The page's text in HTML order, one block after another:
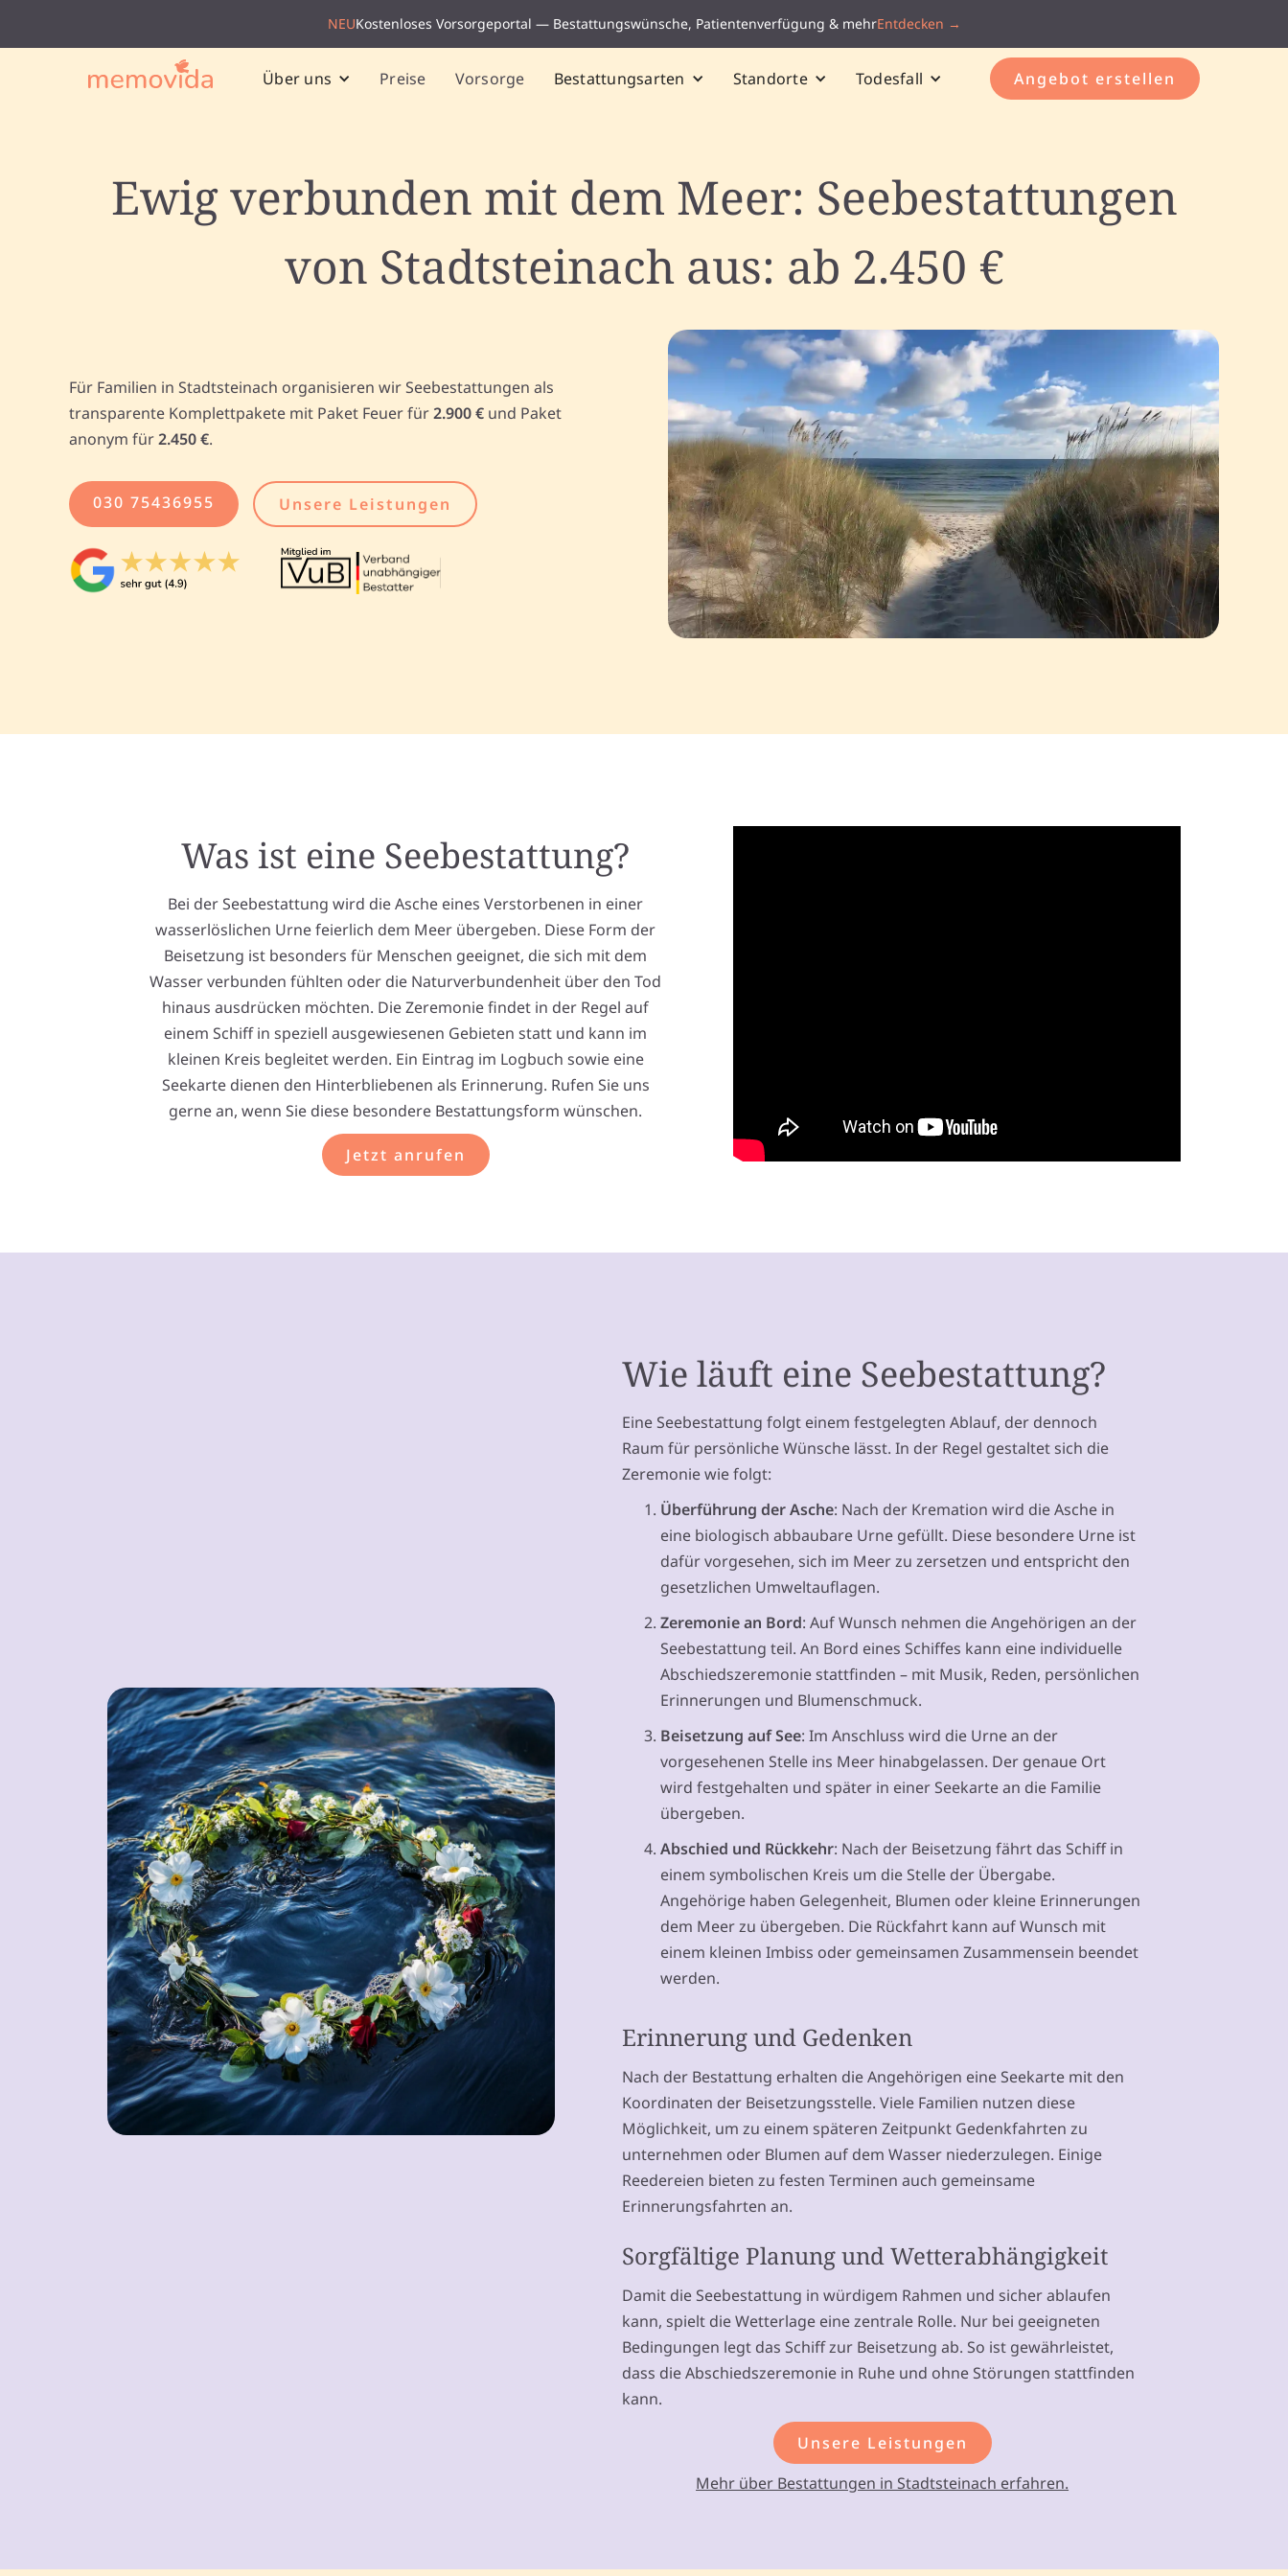
NEUKostenloses Vorsorgeportal — Bestattungswünsche, Patientenverfügung & mehrEntdecken →
Über uns Preise Vorsorge Bestattungsarten Standorte Todesfall Angebot erstellen
Ewig verbunden mit dem Meer: Seebestattungen
von Stadtsteinach aus: ab 2.450 €
Für Familien in Stadtsteinach organisieren wir Seebestattungen als
transparente Komplettpakete mit Paket Feuer für2.900 € und Paket
anonym für2.450 €.
030 75436955 Unsere Leistungen
Was ist eine Seebestattung?
Bei der Seebestattung wird die Asche eines Verstorbenen in einer
wasserlöslichen Urne feierlich dem Meer übergeben. Diese Form der
Beisetzung ist besonders für Menschen geeignet, die sich mit dem
Wasser verbunden fühlten oder die Naturverbundenheit über den Tod
hinaus ausdrücken möchten. Die Zeremonie findet in der Regel auf
einem Schiff in speziell ausgewiesenen Gebieten statt und kann im
kleinen Kreis begleitet werden. Ein Eintrag im Logbuch sowie eine
Seekarte dienen den Hinterbliebenen als Erinnerung. Rufen Sie uns
gerne an, wenn Sie diese besondere Bestattungsform wünschen.
Jetzt anrufen
Wie läuft eine Seebestattung?
Eine Seebestattung folgt einem festgelegten Ablauf, der dennoch
Raum für persönliche Wünsche lässt. In der Regel gestaltet sich die
Zeremonie wie folgt:
Überführung der Asche: Nach der Kremation wird die Asche in
eine biologisch abbaubare Urne gefüllt. Diese besondere Urne ist
dafür vorgesehen, sich im Meer zu zersetzen und entspricht den
gesetzlichen Umweltauflagen.
Zeremonie an Bord: Auf Wunsch nehmen die Angehörigen an der
Seebestattung teil. An Bord eines Schiffes kann eine individuelle
Abschiedszeremonie stattfinden – mit Musik, Reden, persönlichen
Erinnerungen und Blumenschmuck.
Beisetzung auf See: Im Anschluss wird die Urne an der
vorgesehenen Stelle ins Meer hinabgelassen. Der genaue Ort
wird festgehalten und später in einer Seekarte an die Familie
übergeben.
Abschied und Rückkehr: Nach der Beisetzung fährt das Schiff in
einem symbolischen Kreis um die Stelle der Übergabe.
Angehörige haben Gelegenheit, Blumen oder kleine Erinnerungen
dem Meer zu übergeben. Die Rückfahrt kann auf Wunsch mit
einem kleinen Imbiss oder gemeinsamen Zusammensein beendet
werden.
Erinnerung und Gedenken
Nach der Bestattung erhalten die Angehörigen eine Seekarte mit den
Koordinaten der Beisetzungsstelle. Viele Familien nutzen diese
Möglichkeit, um zu einem späteren Zeitpunkt Gedenkfahrten zu
unternehmen oder Blumen auf dem Wasser niederzulegen. Einige
Reedereien bieten zu festen Terminen auch gemeinsame
Erinnerungsfahrten an.
Sorgfältige Planung und Wetterabhängigkeit
Damit die Seebestattung in würdigem Rahmen und sicher ablaufen
kann, spielt die Wetterlage eine zentrale Rolle. Nur bei geeigneten
Bedingungen legt das Schiff zur Beisetzung ab. So ist gewährleistet,
dass die Abschiedszeremonie in Ruhe und ohne Störungen stattfinden
kann.
Unsere Leistungen
Mehr über Bestattungen in Stadtsteinach erfahren.